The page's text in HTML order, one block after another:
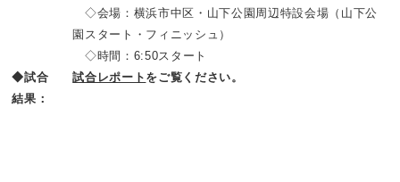
◇会場：横浜市中区・山下公園周辺特設会場（山下公
園スタート・フィニッシュ）
◇時間：6:50スタート
◆試合
結果：
試合レポート をご覧ください。